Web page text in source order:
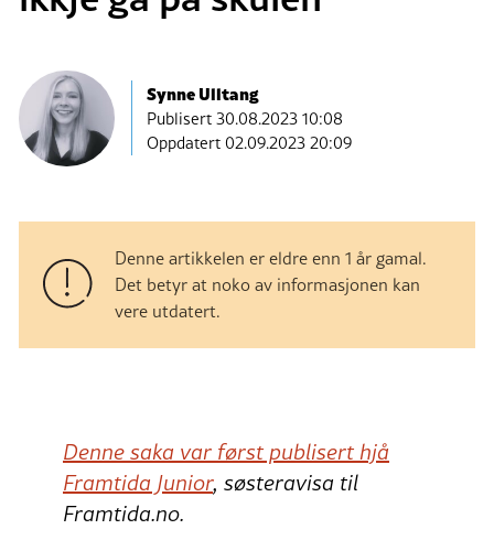
Synne Ulltang
Publisert30.08.2023 10:08
Oppdatert 02.09.2023 20:09
Denne artikkelen er eldre enn 1 år gamal.
Det betyr at noko av informasjonen kan
vere utdatert.
Denne saka var først publisert hjå
Framtida Junior, søsteravisa til
Framtida.no.